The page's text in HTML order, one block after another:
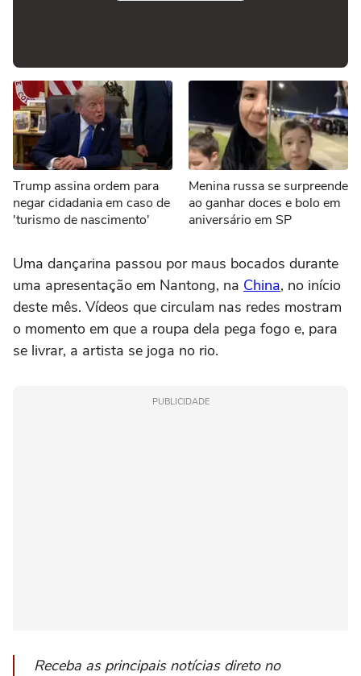
Trump assina ordem para
negar cidadania em caso de
'turismo de nascimento'
Menina russa se surpreende
ao ganhar doces e bolo em
aniversário em SP
Uma dançarina passou por maus bocados durante
uma apresentação em Nantong, na China, no início
deste mês. Vídeos que circulam nas redes mostram
o momento em que a roupa dela pega fogo e, para
se livrar, a artista se joga no rio.
PUBLICIDADE
Receba as principais notícias direto no